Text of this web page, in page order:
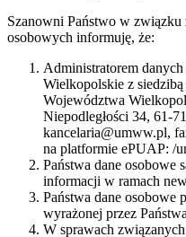
Szanowni Państwo w związku
osobowych informuję, że:
Administratorem
Wielkopolskie z
Województwa
Niepodległości 34, 61-
kancelaria@umww.pl,
na platformie ePUAP: /
Państwa dane osobowe
informacji w ramach
Państwa dane osobowe
wyrażonej przez
W sprawach